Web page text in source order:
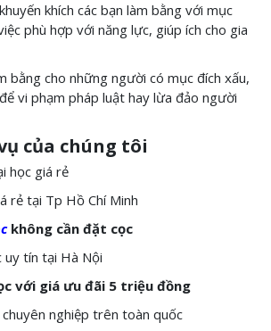
khích các bạn làm bằng với mục
phù hợp với năng lực, giúp ích cho gia
bằng cho những người có mục đích xấu,
vi phạm pháp luật hay lừa đảo người
của chúng tôi
học giá rẻ
rẻ tại Tp Hồ Chí Minh
không cần đặt cọc
uy tín tại Hà Nội
với giá ưu đãi 5 triệu đồng
nghiệp trên toàn quốc